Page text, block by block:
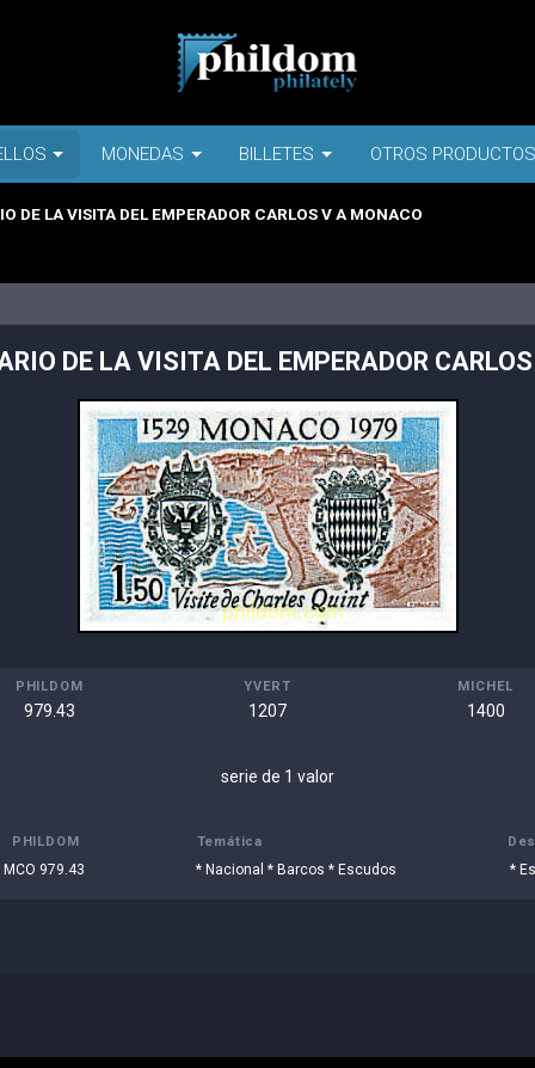
MONEDAS BILLETES OTROS PRODUCTOS
DE LA VISITA DEL EMPERADOR CARLOS V A MONACO
DE LA VISITA DEL EMPERADOR
PHILDOM
979.43
YVERT
1207
MICHEL
1400
serie de 1 valor
PHILDOM Temática
MCO 979.43 * Nacional * Barcos * Escudos *